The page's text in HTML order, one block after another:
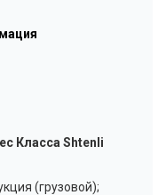
Класса Shtenli
(грузовой);